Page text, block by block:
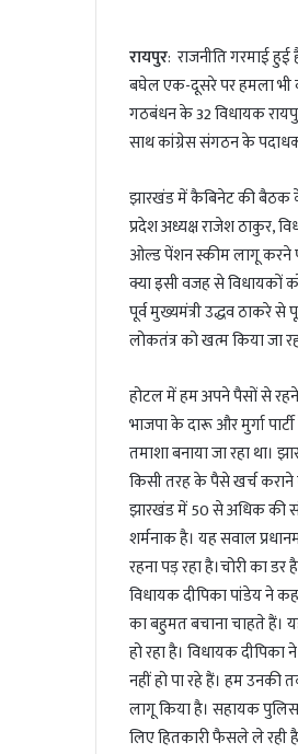
m
a
i
l
रायपुर: राजनीति गरमाई
बघेल एक-दूसरे पर हमला भी
गठबंधन के 32 विधायक
साथ कांग्रेस संगठन के
झारखंड में कैबिनेट की बैठक के
प्रदेश अध्यक्ष राजेश ठाकुर,
ओल्ड पेंशन स्कीम लागू करने
क्या इसी वजह से विधायकों
पूर्व मुख्यमंत्री उद्धव ठाकरे
लोकतंत्र को खत्म किया जा
होटल में हम अपने पैसों से
भाजपा के दारू और मुर्गा
तमाशा बनाया जा रहा था।
किसी तरह के पैसे खर्च
झारखंड में 50 से अधिक की
शर्मनाक है। यह सवाल
रहना पड़ रहा है।चोरी का
विधायक दीपिका पांडेय ने
का बहुमत बचाना चाहते हैं।
हो रहा है। विधायक
नहीं हो पा रहे हैं। हम उनकी
लागू किया है। सहायक
लिए हितकारी फैसले ले रही